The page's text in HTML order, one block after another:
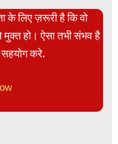
के लिए ज़रूरी है कि वो
हो। ऐसा तभी संभव है
करे.